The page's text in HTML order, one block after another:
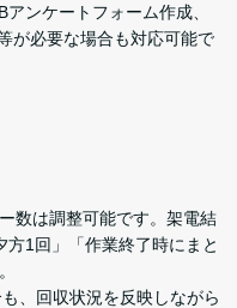
ンケートフォーム作成、
が必要な場合も対応可能で
数は調整可能です。架電結
1回」「作業終了時にまと
、回収状況を反映しながら